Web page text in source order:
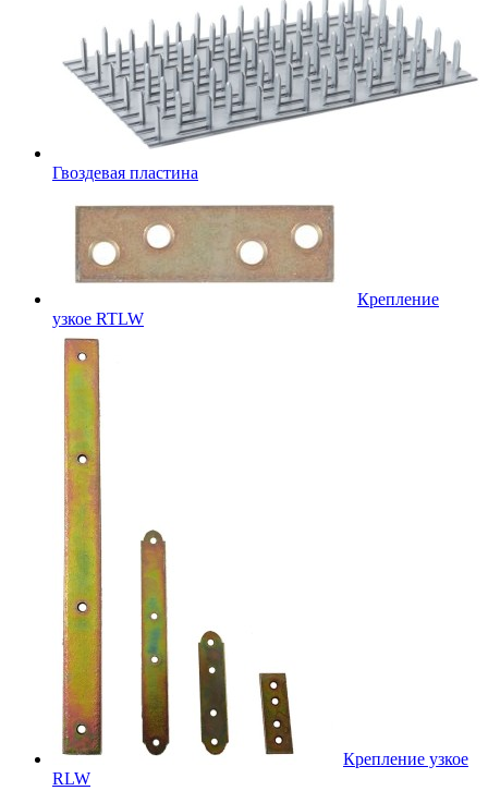
Гвоздевая пластина
Крепление
узкое RTLW
Крепление узкое
RLW